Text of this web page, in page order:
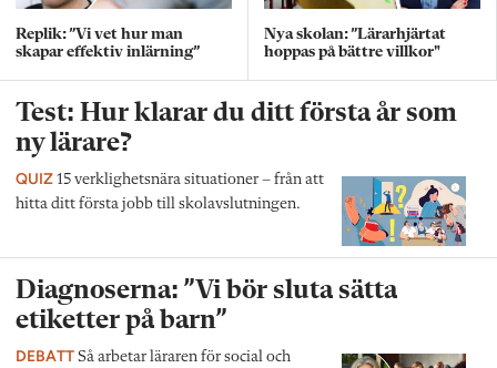
Replik: ”Vi vet hur man
skapar effektiv inlärning”
Nya skolan: ”Lärarhjärtat
hoppas på bättre villkor"
Test: Hur klarar du ditt första år som
ny lärare?
QUIZ 15 verklighetsnära situationer – från att
hitta ditt första jobb till skolavslutningen.
Diagnoserna: ”Vi bör sluta sätta
etiketter på barn”
DEBATT Så arbetar läraren för social och